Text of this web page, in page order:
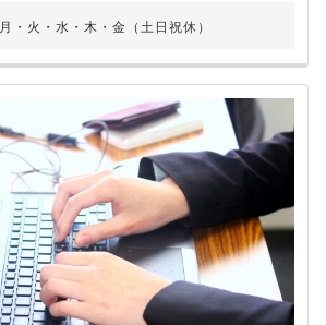
月・火・水・木・金（土日祝休）